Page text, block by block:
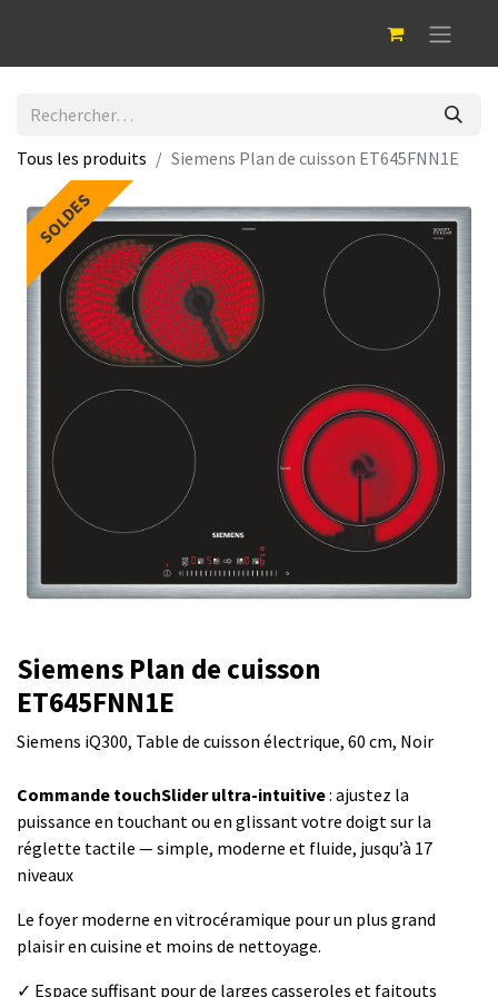
Tous les produits Siemens Plan de cuisson ET645FNN1E
SOLDES
Siemens Plan de cuisson
ET645FNN1E
Siemens iQ300, Table de cuisson électrique, 60 cm, Noir
Commande touchSlider ultra-intuitive: ajustez la
puissance en touchant ou en glissant votre doigt sur la
réglette tactile — simple, moderne et fluide, jusqu’à 17
niveaux
Le foyer moderne en vitrocéramique pour un plus grand
plaisir en cuisine et moins de nettoyage.
✓ Espace suffisant pour de larges casseroles et faitouts